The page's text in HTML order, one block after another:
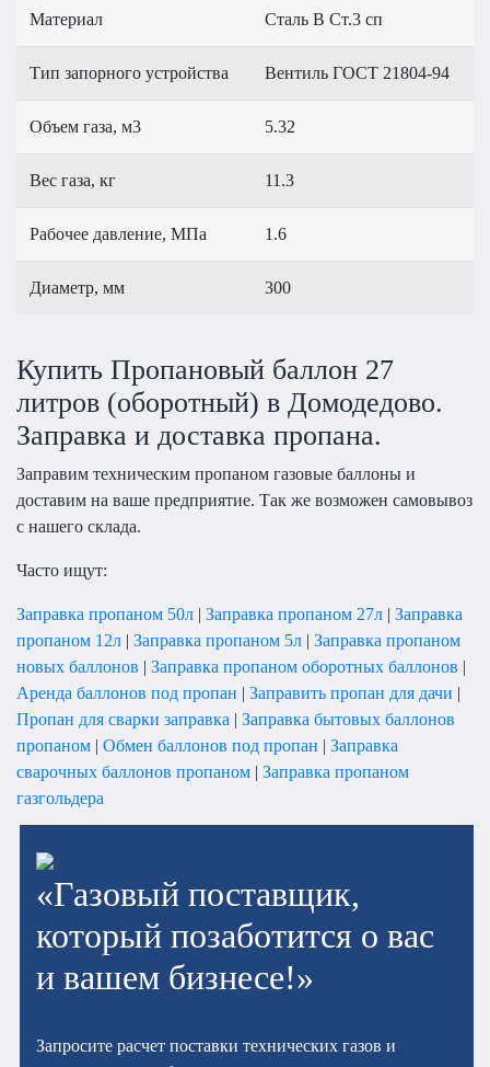
Материал Сталь В Ст.3 сп
Тип запорного устройства Вентиль ГОСТ 21804-94
Объем газа, м3 5.32
Вес газа, кг 11.3
Рабочее давление, МПа 1.6
Диаметр, мм 300
Купить Пропановый баллон 27
литров (оборотный) в Домодедово.
Заправка и доставка пропана.
Заправим техническим пропаном газовые баллоны и
доставим на ваше предприятие. Так же возможен самовывоз
с нашего склада.
Часто ищут:
Заправка пропаном 50л | Заправка пропаном 27л | Заправка
пропаном 12л | Заправка пропаном 5л | Заправка пропаном
новых баллонов | Заправка пропаном оборотных баллонов |
Аренда баллонов под пропан | Заправить пропан для дачи |
Пропан для сварки заправка | Заправка бытовых баллонов
пропаном | Обмен баллонов под пропан | Заправка
сварочных баллонов пропаном | Заправка пропаном
газгольдера
«Газовый поставщик,
который позаботится о вас
и вашем бизнесе!»
Запросите расчет поставки технических газов и